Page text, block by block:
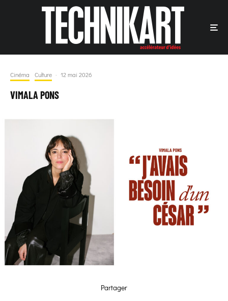
Cinéma Culture · 12 mai 2026
VIMALA PONS
Partager